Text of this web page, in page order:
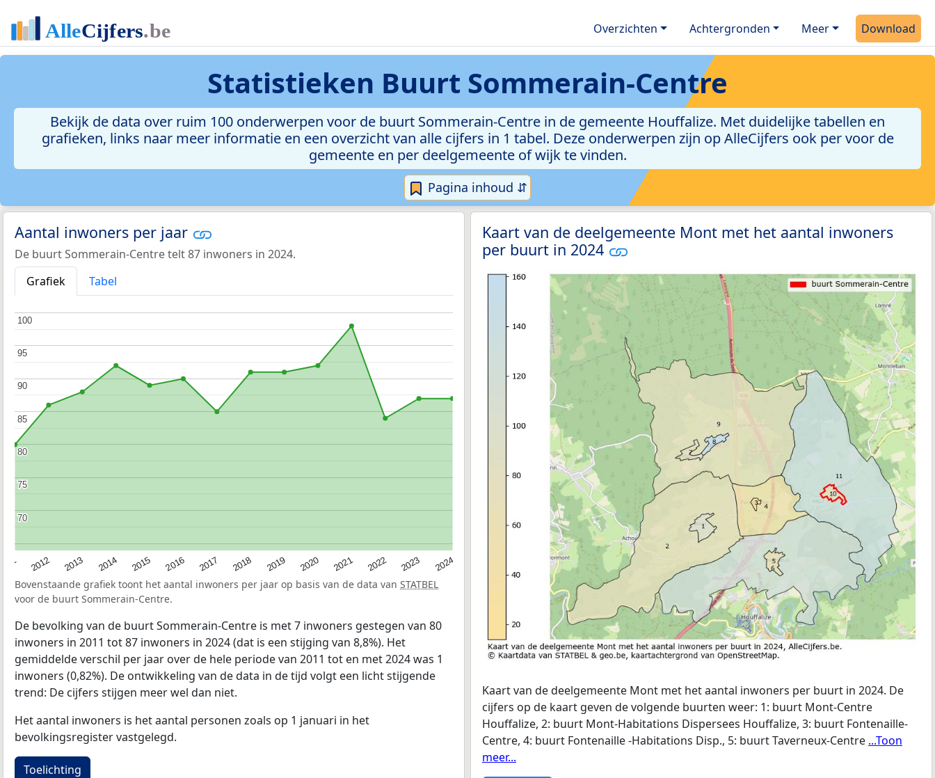
Overzichten Achtergronden Meer Download
Statistieken Buurt Sommerain-Centre
Bekijk de data over ruim 100 onderwerpen voor de buurt Sommerain-Centre in de gemeente Houffalize. Met duidelijke tabellen en
grafieken, links naar meer informatie en een overzicht van alle cijfers in 1 tabel. Deze onderwerpen zijn op AlleCijfers ook per voor de
gemeente en per deelgemeente of wijk te vinden.
Pagina inhoud ⇵
Aantal inwoners per jaar
De buurt Sommerain-Centre telt 87 inwoners in 2024.
Grafiek
Tabel
2012 2013 2014 2015 2016 2017 2018 2019 2020 2021 2022 2023 2024
70
70
75
75
80
80
85
85
90
90
95
95
100
100
Bovenstaande grafiek toont het aantal inwoners per jaar op basis van de data van STATBEL
voor de buurt Sommerain-Centre.
De bevolking van de buurt Sommerain-Centre is met 7 inwoners gestegen van 80
inwoners in 2011 tot 87 inwoners in 2024 (dat is een stijging van 8,8%). Het
gemiddelde verschil per jaar over de hele periode van 2011 tot en met 2024 was 1
inwoners (0,82%). De ontwikkeling van de data in de tijd volgt een licht stijgende
trend: De cijfers stijgen meer wel dan niet.
Het aantal inwoners is het aantal personen zoals op 1 januari in het
bevolkingsregister vastgelegd.
Toelichting
Kaart van de deelgemeente Mont met het aantal inwoners
per buurt in 2024
Kaart van de deelgemeente Mont met het aantal inwoners per buurt in 2024. De
cijfers op de kaart geven de volgende buurten weer: 1: buurt Mont-Centre
Houffalize, 2: buurt Mont-Habitations Dispersees Houffalize, 3: buurt Fontenaille-
Centre, 4: buurt Fontenaille -Habitations Disp., 5: buurt Taverneux-Centre ...Toon
meer...